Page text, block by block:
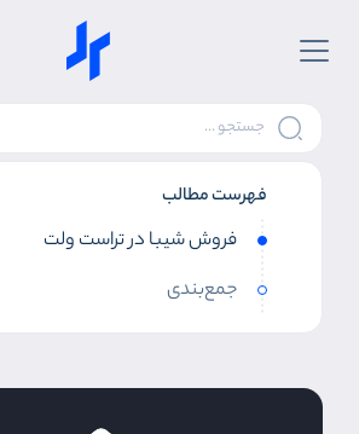
فهرست مطالب
فروش شیبا در تراست ولت
جمع‌بندی